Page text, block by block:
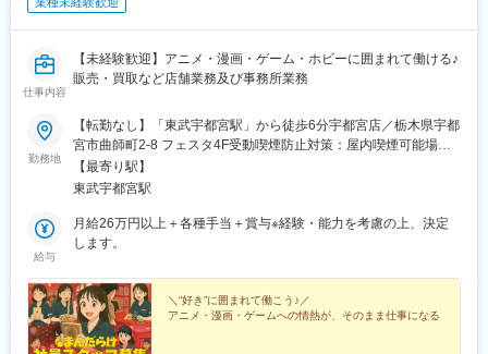
仕事内容
【未経験歓迎】アニメ・漫画・ゲーム・ホビーに囲まれて働ける♪
販売・買取など店舗業務及び事務所業務
勤務地
【転勤なし】「東武宇都宮駅」から徒歩6分宇都宮店／栃木県宇都
宮市曲師町2-8 フェスタ4F受動喫煙防止対策：屋内喫煙可能場所
あり
【最寄り駅】
東武宇都宮駅
給与
月給26万円以上＋各種手当＋賞与※経験・能力を考慮の上、決定
します。
＼“好き”に囲まれて働こう♪／
アニメ・漫画・ゲームへの情熱が、そのまま仕事になる